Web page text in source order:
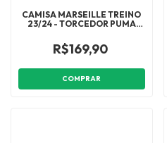
CAMISA MARSEILLE TREINO
23/24 - TORCEDOR PUMA
DETALHES EM PRETO E
BRANCO
R$169,90
COMPRAR